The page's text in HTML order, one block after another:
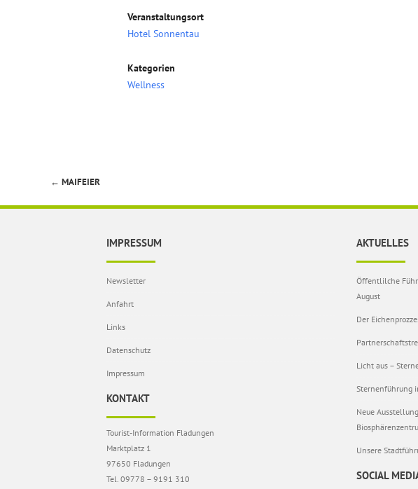
Veranstaltungsort
Hotel Sonnentau
Kategorien
Wellness
Beitragsnavigation
← MAIFEIER
IMPRESSUM
Newsletter
Anfahrt
Links
Datenschutz
Impressum
KONTAKT
Tourist-Information Fladungen
Marktplatz 1
97650 Fladungen
Tel. 09778 – 9191 310
AKTUELLES
Öffentlilche
August
Der
Licht aus –
Sternenführung
Neue
Unsere
SOCIAL